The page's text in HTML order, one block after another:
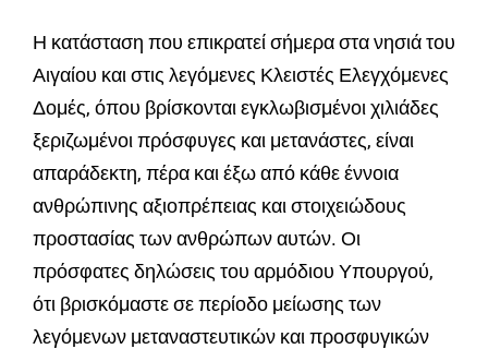
Η κατάσταση που επικρατεί σήμερα στα νησιά του
Αιγαίου και στις λεγόμενες Κλειστές Ελεγχόμενες
Δομές, όπου βρίσκονται εγκλωβισμένοι χιλιάδες
ξεριζωμένοι πρόσφυγες και μετανάστες, είναι
απαράδεκτη, πέρα και έξω από κάθε έννοια
ανθρώπινης αξιοπρέπειας και στοιχειώδους
προστασίας των ανθρώπων αυτών. Οι
πρόσφατες δηλώσεις του αρμόδιου Υπουργού,
ότι βρισκόμαστε σε περίοδο μείωσης των
λεγόμενων μεταναστευτικών και προσφυγικών